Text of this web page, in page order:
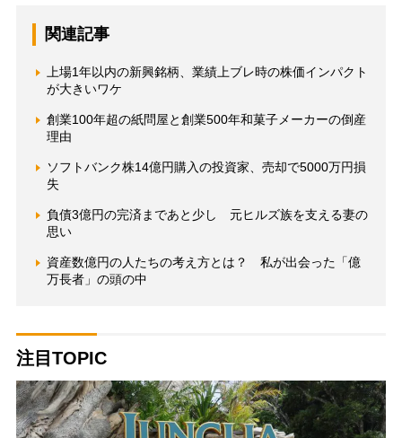
関連記事
上場1年以内の新興銘柄、業績上ブレ時の株価インパクト
が大きいワケ
創業100年超の紙問屋と創業500年和菓子メーカーの倒産
理由
ソフトバンク株14億円購入の投資家、売却で5000万円損
失
負債3億円の完済まであと少し 元ヒルズ族を支える妻の
思い
資産数億円の人たちの考え方とは？ 私が出会った「億
万長者」の頭の中
注目TOPIC